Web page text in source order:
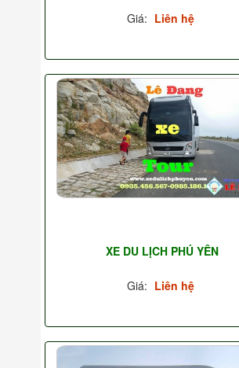
Giá: Liên hệ
XE DU LỊCH PHÚ YÊN
Giá: Liên hệ